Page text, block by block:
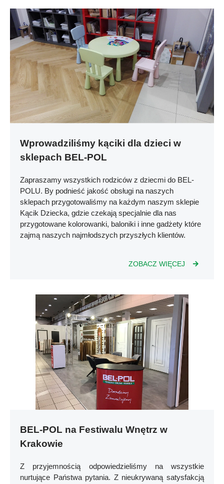
Wprowadziliśmy kąciki dla dzieci w
sklepach BEL-POL
Zapraszamy wszystkich rodziców z dziecmi do BEL-
POLU. By podnieść jakość obsługi na naszych
sklepach przygotowaliśmy na każdym naszym sklepie
Kącik Dziecka, gdzie czekają specjalnie dla nas
przygotowane kolorowanki, baloniki i inne gadżety które
zajmą naszych najmłodszych przyszłych klientów.
ZOBACZ WIĘCEJ
BEL-POL na Festiwalu Wnętrz w
Krakowie
Z przyjemnością odpowiedzieliśmy na wszystkie
nurtujące Państwa pytania. Z nieukrywaną satysfakcją